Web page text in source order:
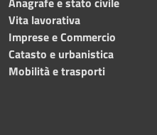
Vita lavorativa
Imprese e Commercio
Catasto e urbanistica
Mobilità e trasporti